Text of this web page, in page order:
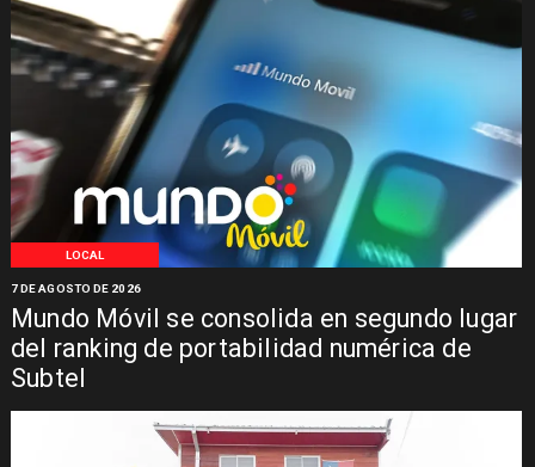
LOCAL
Mundo Móvil se consolida en segundo lugar
del ranking de portabilidad numérica de
Subtel
7 DE AGOSTO DE 2026